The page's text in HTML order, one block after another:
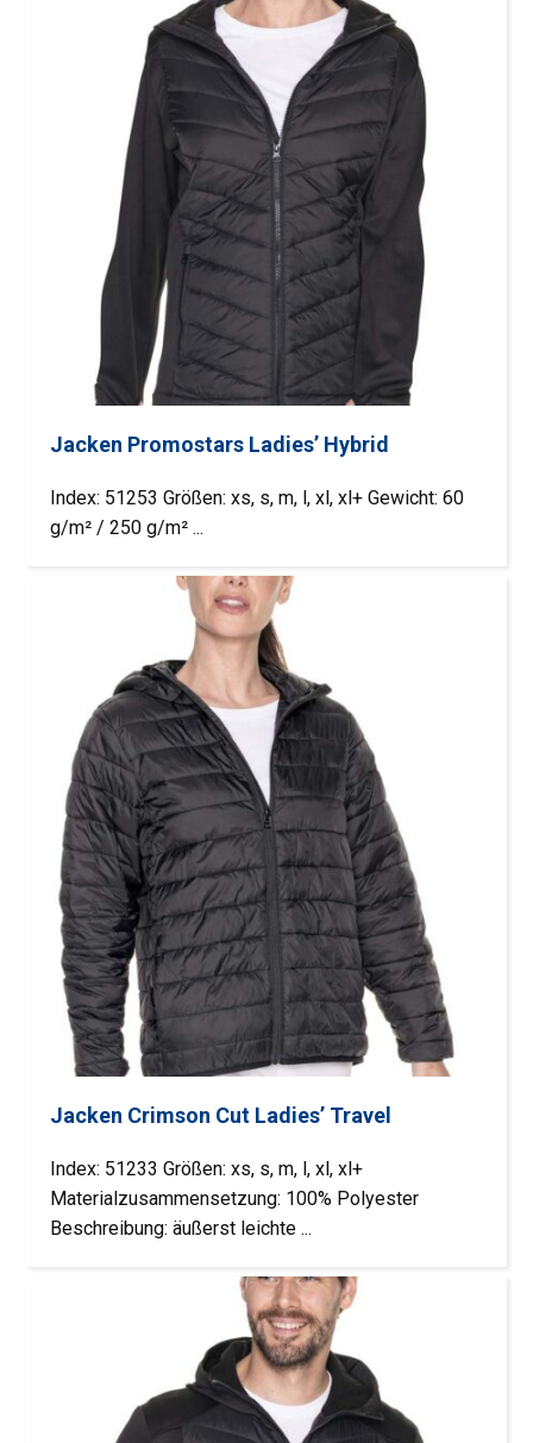
Jacken Promostars Ladies’ Hybrid
Index: 51253 Größen: xs, s, m, l, xl, xl+ Gewicht: 60
g/m² / 250 g/m² ...
Jacken Crimson Cut Ladies’ Travel
Index: 51233 Größen: xs, s, m, l, xl, xl+
Materialzusammensetzung: 100% Polyester
Beschreibung: äußerst leichte ...